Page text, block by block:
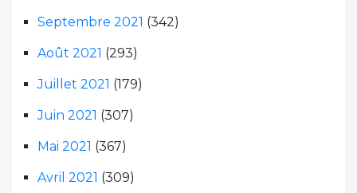
Septembre 2021 (342)
Août 2021 (293)
Juillet 2021 (179)
Juin 2021 (307)
Mai 2021 (367)
Avril 2021 (309)